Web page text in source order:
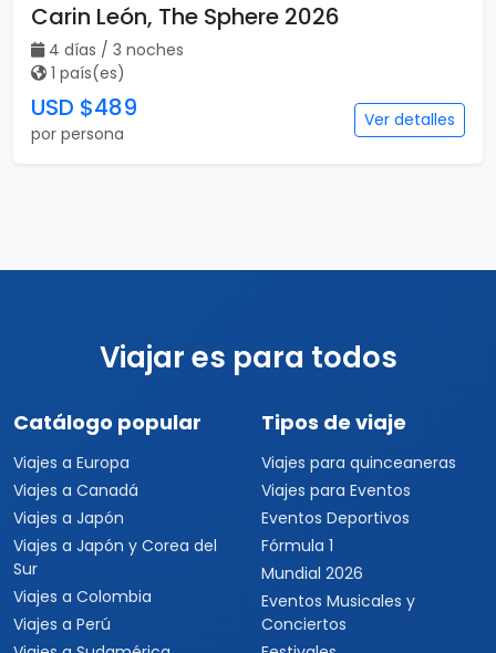
Carin León, The Sphere 2026
4 días / 3 noches
1 país(es)
USD $489
por persona
Ver detalles
Viajar es para todos
Catálogo popular
Viajes a Europa
Viajes a Canadá
Viajes a Japón
Viajes a Japón y Corea del
Sur
Viajes a Colombia
Viajes a Perú
Tipos de viaje
Viajes para quinceaneras
Viajes para Eventos
Eventos Deportivos
Fórmula 1
Mundial 2026
Eventos Musicales y
Conciertos